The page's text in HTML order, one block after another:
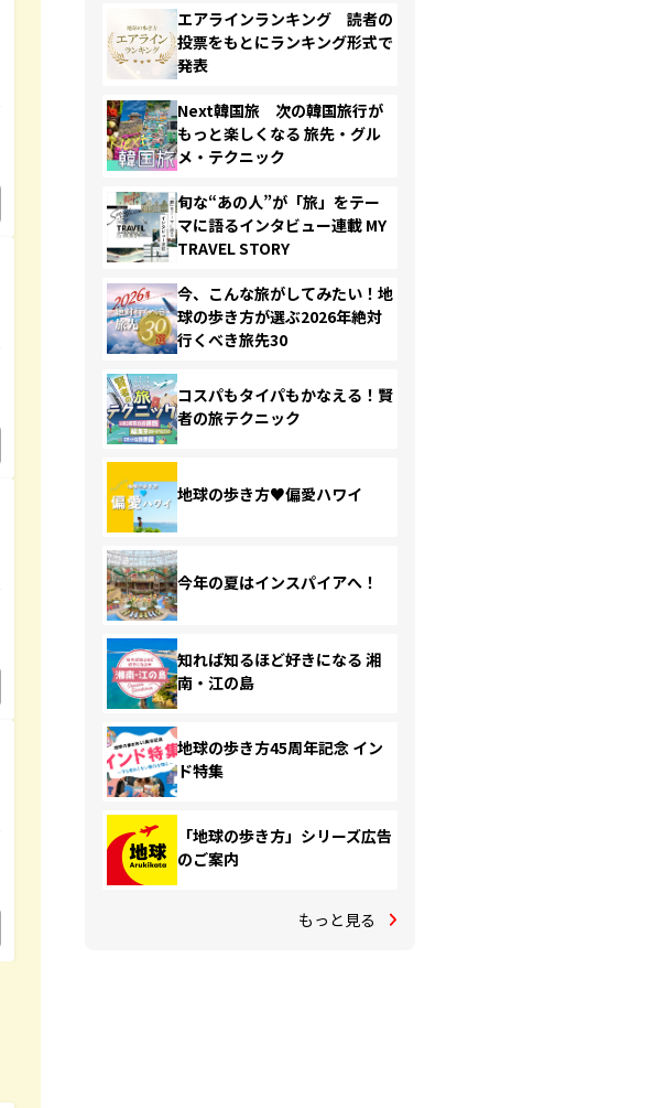
エアラインランキング 読者の
投票をもとにランキング形式で
発表
Next韓国旅 次の韓国旅行が
もっと楽しくなる 旅先・グル
メ・テクニック
旬な“あの人”が「旅」をテー
マに語るインタビュー連載 MY
TRAVEL STORY
今、こんな旅がしてみたい！地
球の歩き方が選ぶ2026年絶対
行くべき旅先30
コスパもタイパもかなえる！賢
者の旅テクニック
地球の歩き方♥偏愛ハワイ
今年の夏はインスパイアへ！
知れば知るほど好きになる 湘
南・江の島
地球の歩き方45周年記念 イン
ド特集
「地球の歩き方」シリーズ広告
のご案内
もっと見る